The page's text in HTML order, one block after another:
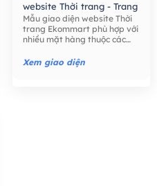
website Thời trang - Trang
Sức,Mẫu giao diện
website Bán hàng -
Thương mại điện tử,
Mẫu giao diện website Thời
trang Ekommart phù hợp với
nhiều mặt hàng thuộc các
thực phẩm, công nghệ, đồ
chơi trẻ em, đồng hồ, …
Xem giao diện